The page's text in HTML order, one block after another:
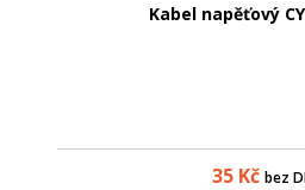
Kabel napěťový
35 Kč bez